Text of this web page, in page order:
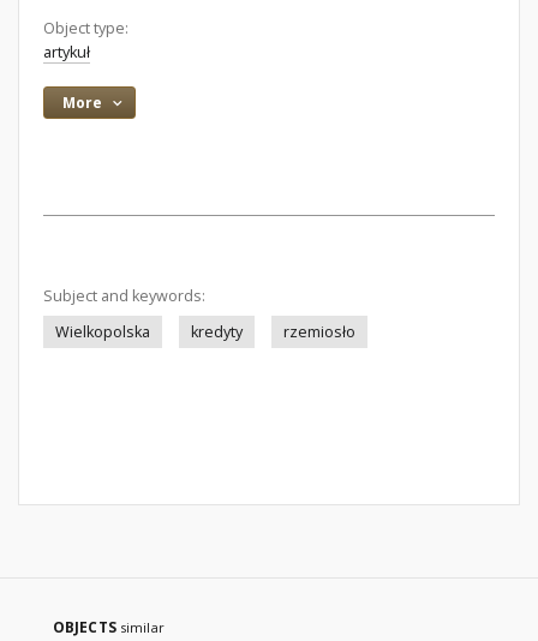
Object type:
artykuł
More
Subject and keywords:
Wielkopolska
kredyty rzemiosło
OBJECTS similar